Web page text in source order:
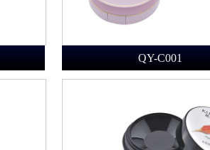
QY-C001